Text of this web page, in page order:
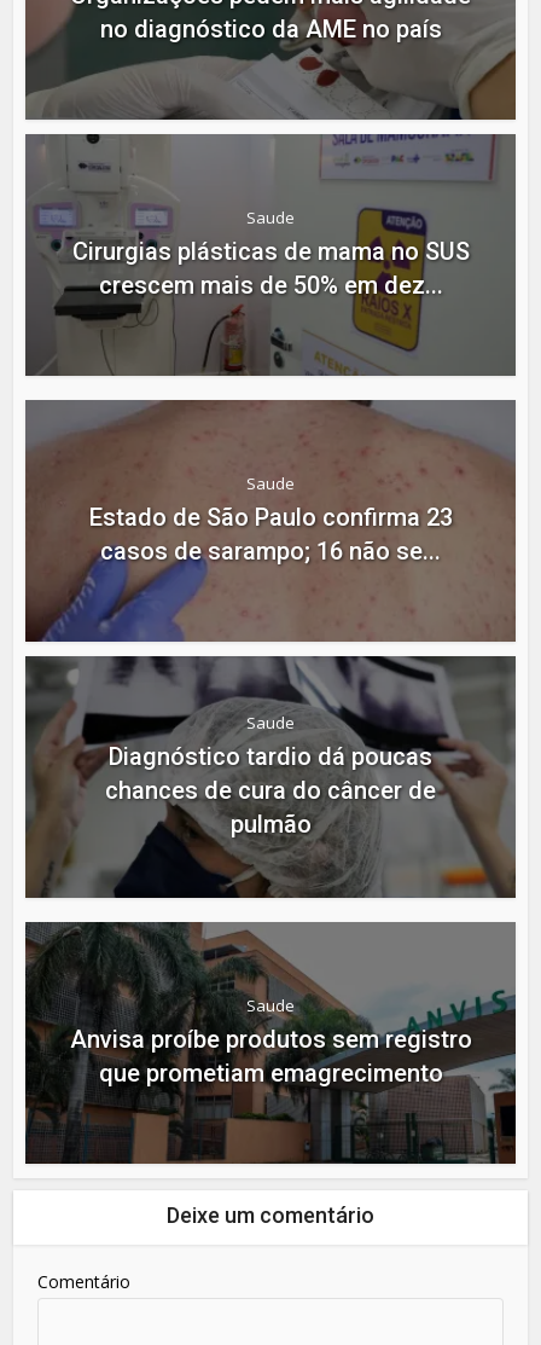
no diagnóstico da AME no país
Saude
Cirurgias plásticas de mama no SUS
crescem mais de 50% em dez...
Saude
Estado de São Paulo confirma 23
casos de sarampo; 16 não se...
Saude
Diagnóstico tardio dá poucas
chances de cura do câncer de
pulmão
Saude
Anvisa proíbe produtos sem registro
que prometiam emagrecimento
Deixe um comentário
Comentário